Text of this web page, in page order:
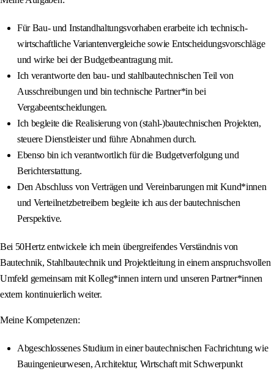
Für Bau- und Instandhaltungsvorhaben erarbeite ich technisch-
wirtschaftliche Variantenvergleiche sowie Entscheidungsvorschläge
und wirke bei der Budgetbeantragung mit.
Ich verantworte den bau- und stahlbautechnischen Teil von
Ausschreibungen und bin technische Partner*in bei
Vergabeentscheidungen.
Ich begleite die Realisierung von (stahl-)bautechnischen Projekten,
steuere Dienstleister und führe Abnahmen durch.
Ebenso bin ich verantwortlich für die Budgetverfolgung und
Berichterstattung.
Den Abschluss von Verträgen und Vereinbarungen mit Kund*innen
und Verteilnetzbetreibern begleite ich aus der bautechnischen
Perspektive.
Bei 50Hertz entwickele ich mein übergreifendes Verständnis von
Bautechnik, Stahlbautechnik und Projektleitung in einem anspruchsvollen
Umfeld gemeinsam mit Kolleg*innen intern und unseren Partner*innen
extern kontinuierlich weiter.
Meine Kompetenzen:
Abgeschlossenes Studium in einer bautechnischen Fachrichtung wie
Bauingenieurwesen, Architektur, Wirtschaft mit Schwerpunkt